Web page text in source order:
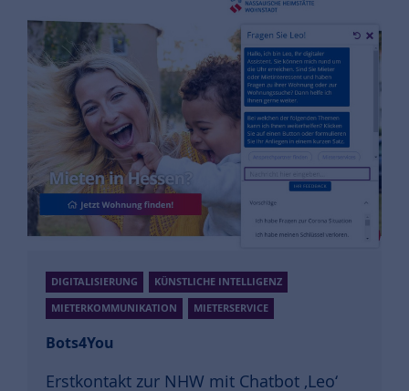
DIGITALISIERUNG
KÜNSTLICHE INTELLIGENZ
MIETERKOMMUNIKATION
MIETERSERVICE
Bots4You
Erstkontakt zur NHW mit Chatbot ‚Leo‘